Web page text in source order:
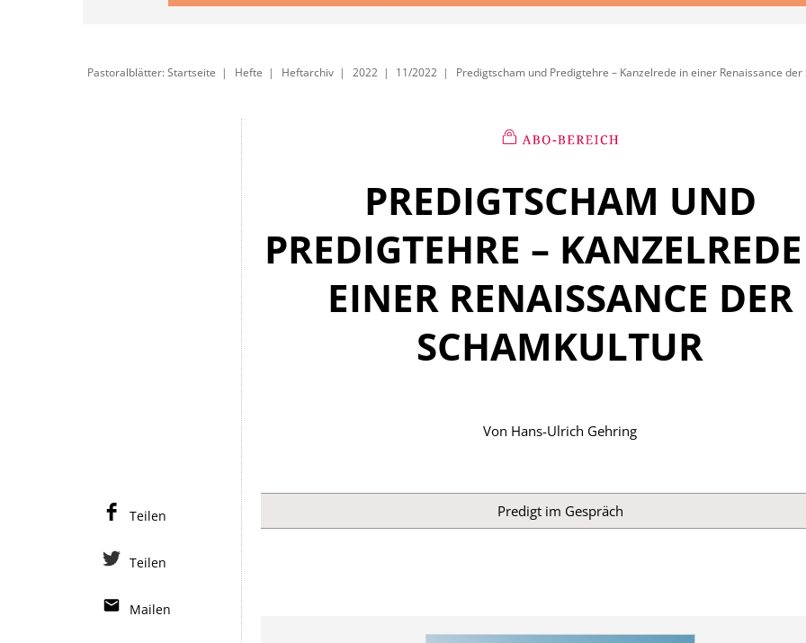
Pastoralblätter: Startseite Hefte Heftarchiv 2022 11/2022 Predigtscham und Predigtehre – Kanzelrede in einer Renaissance
PREDIGTSCHAM UND
PREDIGTEHRE –
EINER RENAISSANCE DER
SCHAMKULTUR
Von Hans-Ulrich Gehring
Predigt im Gespräch
Teilen
Teilen
Mailen